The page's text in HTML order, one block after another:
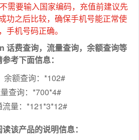
需要输入国家编码，充值前建议先
功之后比较，确保手机号能正常使
手机号码正确。
话费查询，流量查询，余额查询等
考下面信息：
余额查询：*102#
查询：*700*4#
流量：*121*3*12#
该产品的说明信息：